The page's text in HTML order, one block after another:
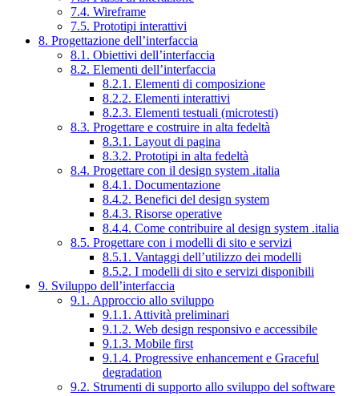
7.4. Wireframe
7.5. Prototipi interattivi
8. Progettazione dell’interfaccia
8.1. Obiettivi dell’interfaccia
8.2. Elementi dell’interfaccia
8.2.1. Elementi di composizione
8.2.2. Elementi interattivi
8.2.3. Elementi testuali (microtesti)
8.3. Progettare e costruire in alta fedeltà
8.3.1. Layout di pagina
8.3.2. Prototipi in alta fedeltà
8.4. Progettare con il design system .italia
8.4.1. Documentazione
8.4.2. Benefici del design system
8.4.3. Risorse operative
8.4.4. Come contribuire al design system .italia
8.5. Progettare con i modelli di sito e servizi
8.5.1. Vantaggi dell’utilizzo dei modelli
8.5.2. I modelli di sito e servizi disponibili
9. Sviluppo dell’interfaccia
9.1. Approccio allo sviluppo
9.1.1. Attività preliminari
9.1.2. Web design responsivo e accessibile
9.1.3. Mobile first
9.1.4. Progressive enhancement e Graceful
degradation
9.2. Strumenti di supporto allo sviluppo del software